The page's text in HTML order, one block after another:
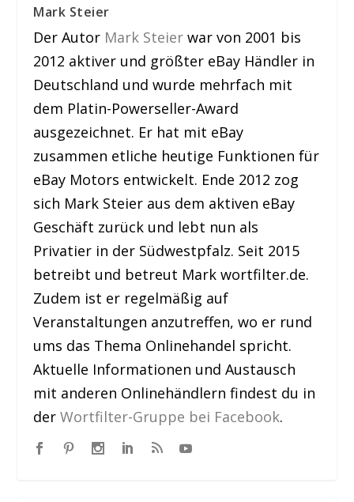
Mark Steier
Der Autor Mark Steier war von 2001 bis
2012 aktiver und größter eBay Händler in
Deutschland und wurde mehrfach mit
dem Platin-Powerseller-Award
ausgezeichnet. Er hat mit eBay
zusammen etliche heutige Funktionen für
eBay Motors entwickelt. Ende 2012 zog
sich Mark Steier aus dem aktiven eBay
Geschäft zurück und lebt nun als
Privatier in der Südwestpfalz. Seit 2015
betreibt und betreut Mark wortfilter.de.
Zudem ist er regelmäßig auf
Veranstaltungen anzutreffen, wo er rund
ums das Thema Onlinehandel spricht.
Aktuelle Informationen und Austausch
mit anderen Onlinehändlern findest du in
derWortfilter-Gruppe bei Facebook.